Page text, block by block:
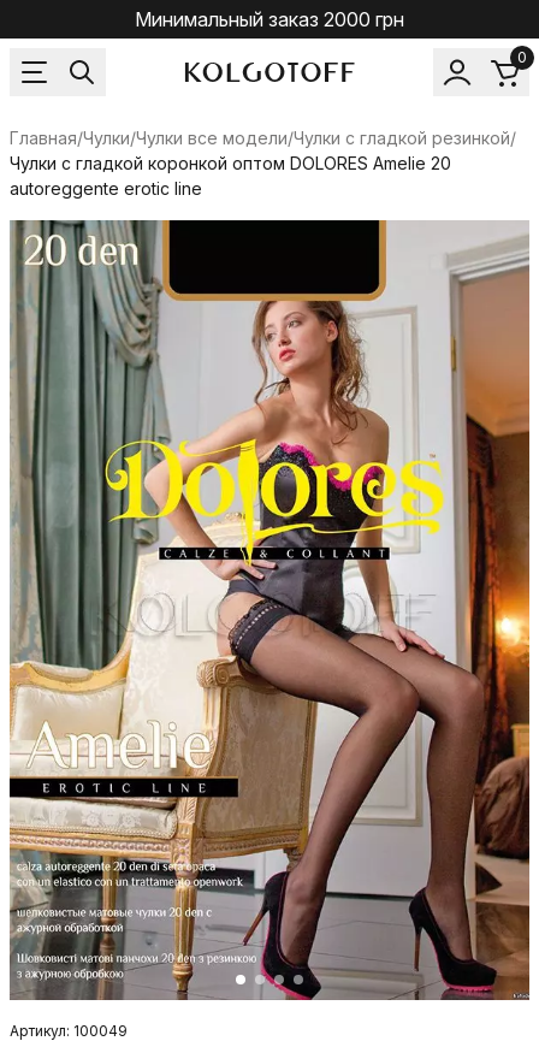
Минимальный заказ 2000 грн
0
Главная/Чулки/Чулки все модели/Чулки с гладкой резинкой/
Чулки с гладкой коронкой оптом DOLORES Amelie 20
autoreggente erotic line
Артикул: 100049